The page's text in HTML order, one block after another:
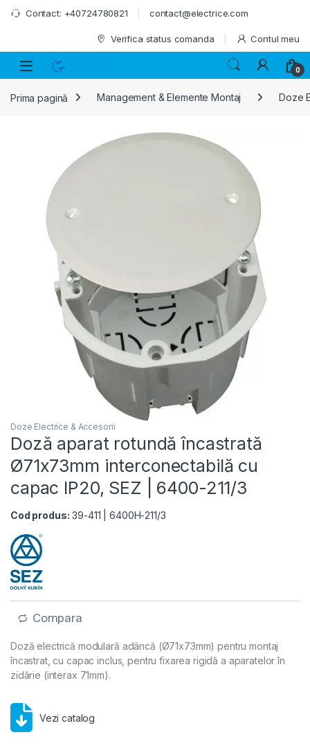
Skip to navigation
Skip to content
Contact: +40724780821 contact@electrice.com
Verifica status comanda Contul meu
0
Prima pagină Management & Elemente Montaj Doze
Doze Electrice & Accesorii
Doză aparat rotundă încastrată
Ø71x73mm interconectabilă cu
capac IP20, SEZ | 6400-211/3
Cod produs: 39-411 | 6400H-211/3
Compara
Doză electrică modulară adâncă (Ø71x73mm) pentru montaj
încastrat, cu capac inclus, pentru fixarea rigidă a aparatelor în
zidărie (interax 71mm).
Vezi catalog